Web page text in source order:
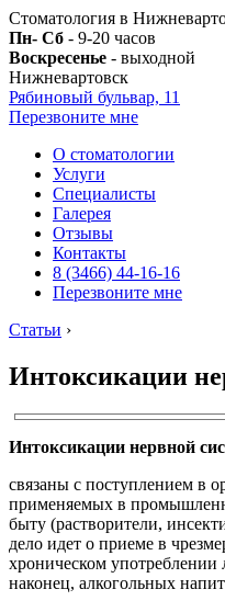
Стоматология в
Пн- Сб - 9-20 часов
Воскресенье - выходной
Нижневартовск
Рябиновый бульвар, 11
Перезвоните мне
О стоматологии
Услуги
Специалисты
Галерея
Отзывы
Контакты
8 (3466) 44-16-16
Перезвоните мне
Статьи ›
Интоксикации
Интоксикации нервной
связаны с поступлением в
применяемых в
быту (растворители,
дело идет о приеме в
хроническом употреблении
наконец, алкогольных